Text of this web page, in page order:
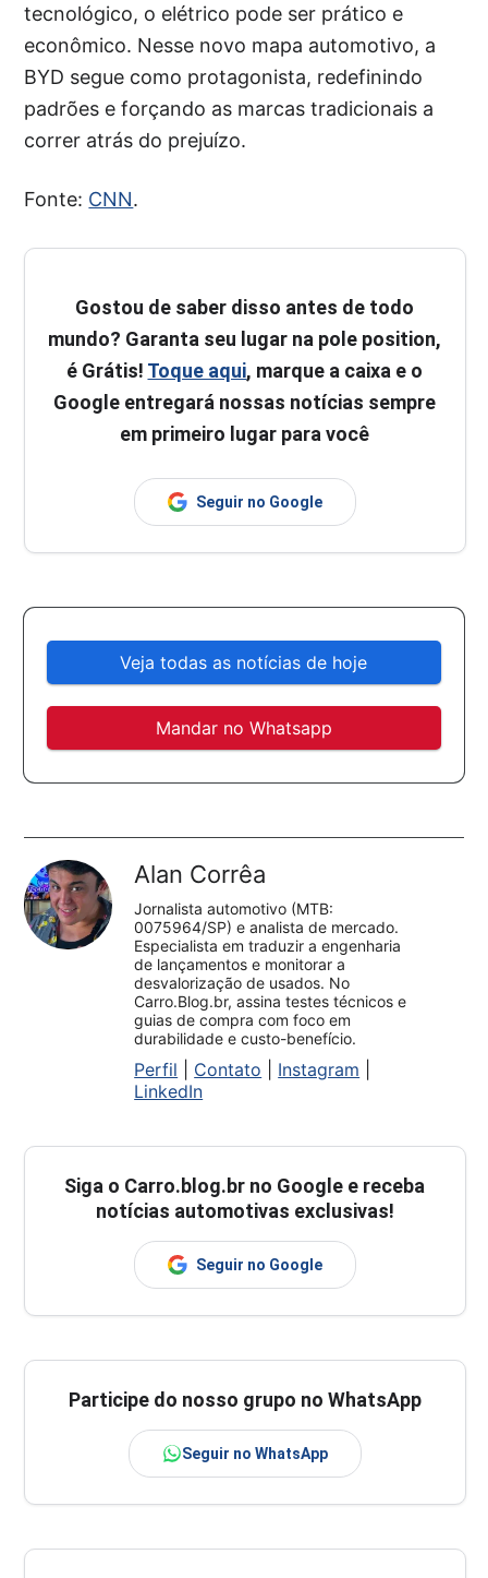
tecnológico, o elétrico pode ser prático e
econômico. Nesse novo mapa automotivo, a
BYD segue como protagonista, redefinindo
padrões e forçando as marcas tradicionais a
correr atrás do prejuízo.
Fonte: CNN.
Gostou de saber disso antes de todo
mundo? Garanta seu lugar na pole position,
é Grátis! Toque aqui, marque a caixa e o
Google entregará nossas notícias sempre
em primeiro lugar para você
Seguir no Google
Veja todas as notícias de hoje
Mandar no Whatsapp
Alan Corrêa
Jornalista automotivo (MTB:
0075964/SP) e analista de mercado.
Especialista em traduzir a engenharia
de lançamentos e monitorar a
desvalorização de usados. No
Carro.Blog.br, assina testes técnicos e
guias de compra com foco em
durabilidade e custo-benefício.
Perfil Contato Instagram
LinkedIn
Siga o Carro.blog.br no Google e receba
notícias automotivas exclusivas!
Seguir no Google
Participe do nosso grupo no WhatsApp
Seguir no WhatsApp